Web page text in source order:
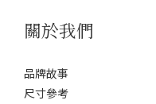
關於我們
品牌故事
尺寸參考